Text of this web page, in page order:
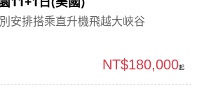
安排搭乘直升機飛越大峽谷
NT$180,000起